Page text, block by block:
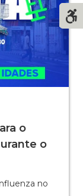
o
o
no